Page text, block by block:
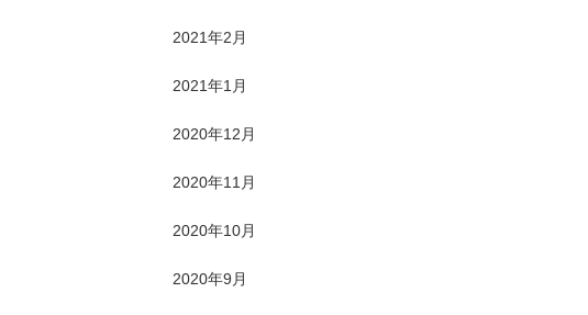
2021年2月
2021年1月
2020年12月
2020年11月
2020年10月
2020年9月